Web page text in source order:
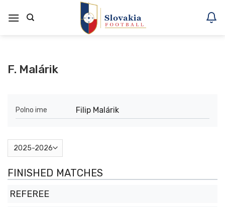
na
F. Malárik
Polno ime Filip Malárik
FINISHED MATCHES
REFEREE